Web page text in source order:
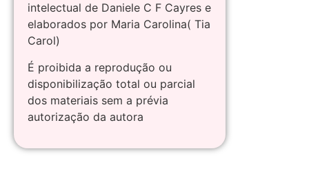
intelectual de Daniele C F Cayres e
elaborados por Maria Carolina( Tia
Carol)
É proibida a reprodução ou
disponibilização total ou parcial
dos materiais sem a prévia
autorização da autora